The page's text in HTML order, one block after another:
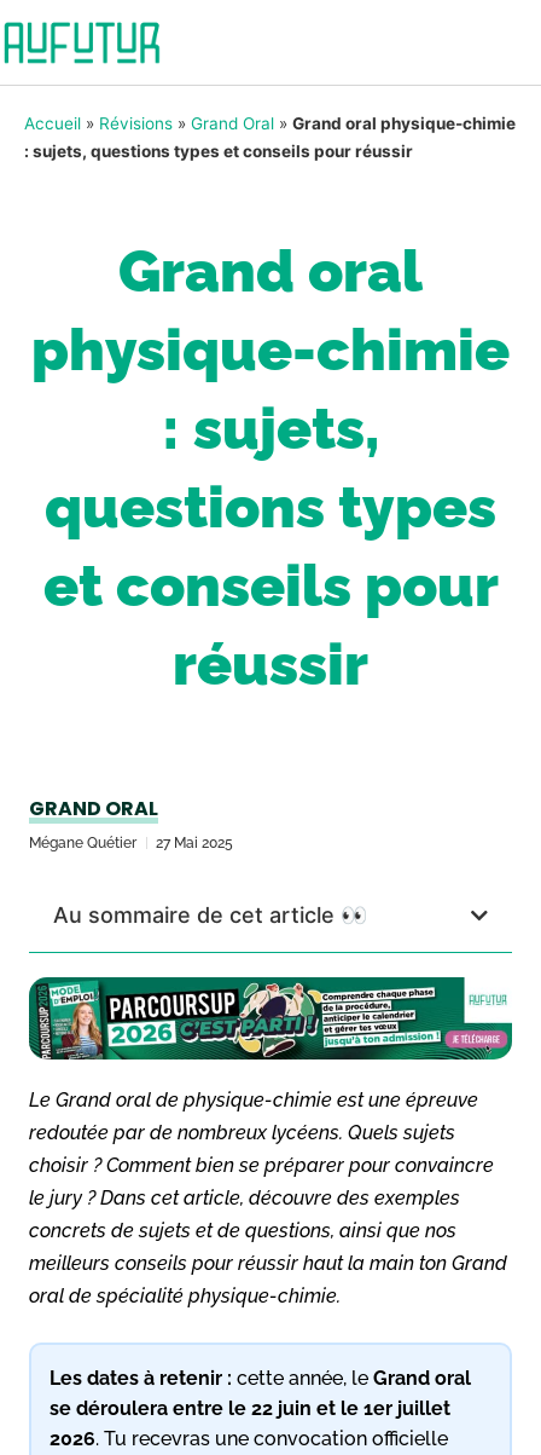
Accueil » Révisions » Grand Oral » Grand oral physique-chimie
: sujets, questions types et conseils pour réussir
Grand oral
physique-chimie
: sujets,
questions types
et conseils pour
réussir
GRAND ORAL
Mégane Quétier 27 Mai 2025
Au sommaire de cet article 👀
Le Grand oral de physique-chimie est une épreuve
redoutée par de nombreux lycéens. Quels sujets
choisir ? Comment bien se préparer pour convaincre
le jury ? Dans cet article, découvre des exemples
concrets de sujets et de questions, ainsi que nos
meilleurs conseils pour réussir haut la main ton Grand
oral de spécialité physique-chimie.
Les dates à retenir : cette année, le Grand oral
se déroulera entre le 22 juin et le 1er juillet
2026. Tu recevras une convocation officielle